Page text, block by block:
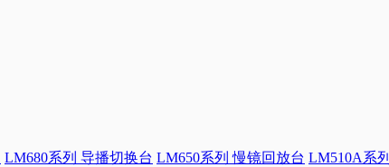
LM680系列 导播切换台 LM650系列 慢镜回放台 LM510A系列